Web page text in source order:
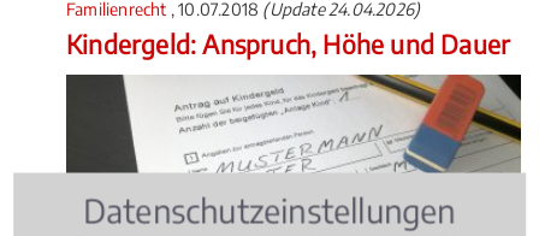
Familienrecht , 10.07.2018 (Update 24.04.2026)
Kindergeld: Anspruch, Höhe und Dauer
Datenschutzeinstellungen